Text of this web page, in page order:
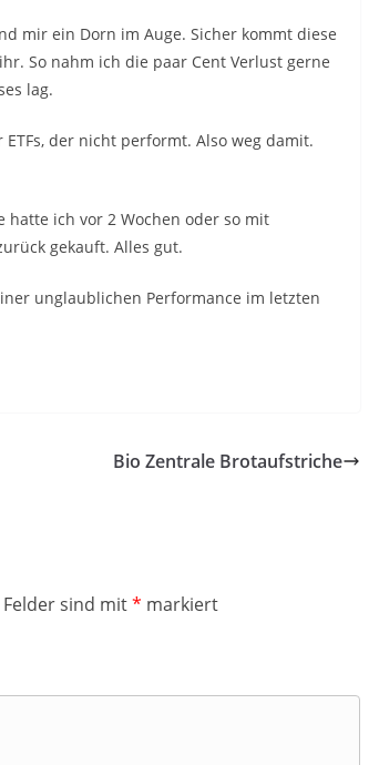
mir ein Dorn im Auge. Sicher kommt diese
So nahm ich die paar Cent Verlust gerne
lag.
der nicht performt. Also weg damit.
hatte ich vor 2 Wochen oder so mit
gekauft. Alles gut.
unglaublichen Performance im letzten
Bio Zentrale Brotaufstriche
sind mit* markiert